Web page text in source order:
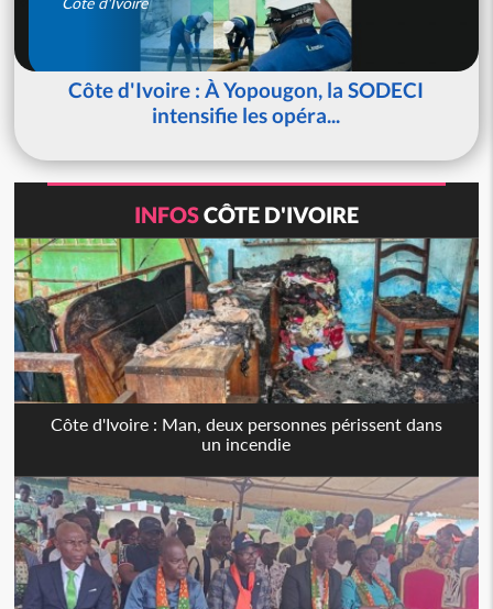
Côte d'Ivoire : À Yopougon, la SODECI
intensifie les opéra...
INFOSCÔTE D'IVOIRE
Côte d'Ivoire : Man, deux personnes périssent dans
un incendie